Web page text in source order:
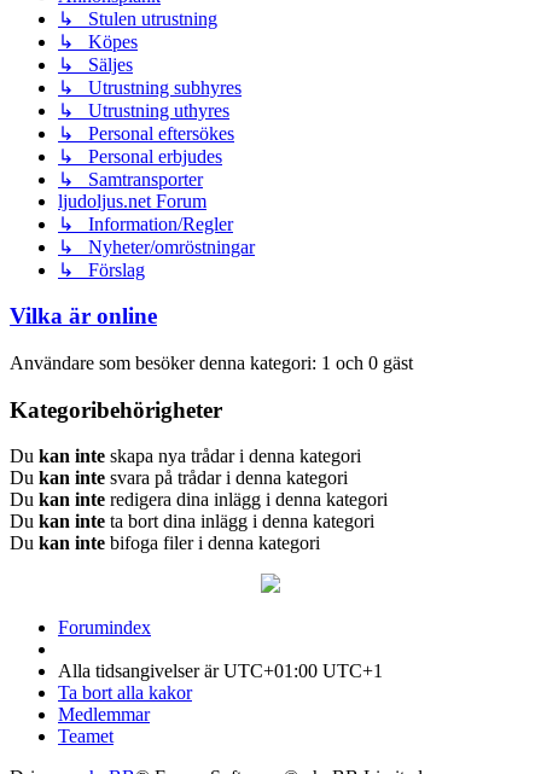
↳ Stulen utrustning
↳ Köpes
↳ Säljes
↳ Utrustning subhyres
↳ Utrustning uthyres
↳ Personal eftersökes
↳ Personal erbjudes
↳ Samtransporter
ljudoljus.net Forum
↳ Information/Regler
↳ Nyheter/omröstningar
↳ Förslag
Vilka är online
Användare som besöker denna kategori: 1 och 0 gäst
Kategoribehörigheter
Du kan inte skapa nya trådar i denna kategori
Du kan inte svara på trådar i denna kategori
Du kan inte redigera dina inlägg i denna kategori
Du kan inte ta bort dina inlägg i denna kategori
Du kan inte bifoga filer i denna kategori
Forumindex
Alla tidsangivelser är UTC+01:00 UTC+1
Ta bort alla kakor
Medlemmar
Teamet